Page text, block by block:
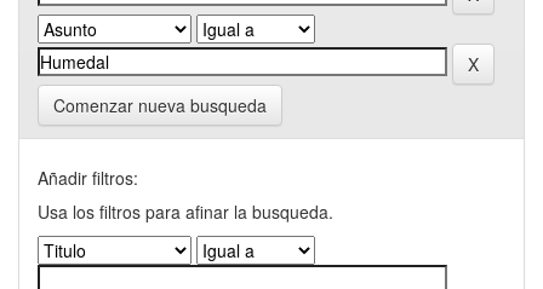
Comenzar nueva busqueda
Añadir filtros:
Usa los filtros para afinar la busqueda.